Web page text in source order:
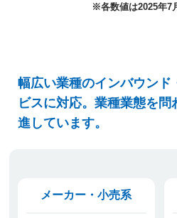
※各数値は2025年7
幅広い業種のインバウンド
ビスに対応。 業種業態を問
進しています。
メーカー・小売系